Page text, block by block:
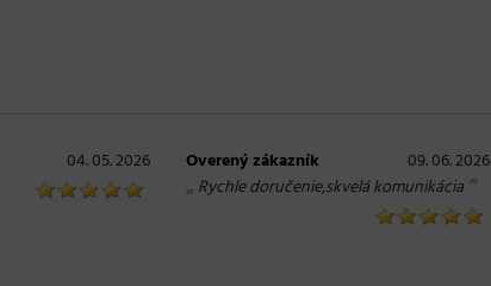
04. 05. 2026 Overený zákazník 09. 06. 2026
„ Rychle doručenie,skvelá komunikácia “